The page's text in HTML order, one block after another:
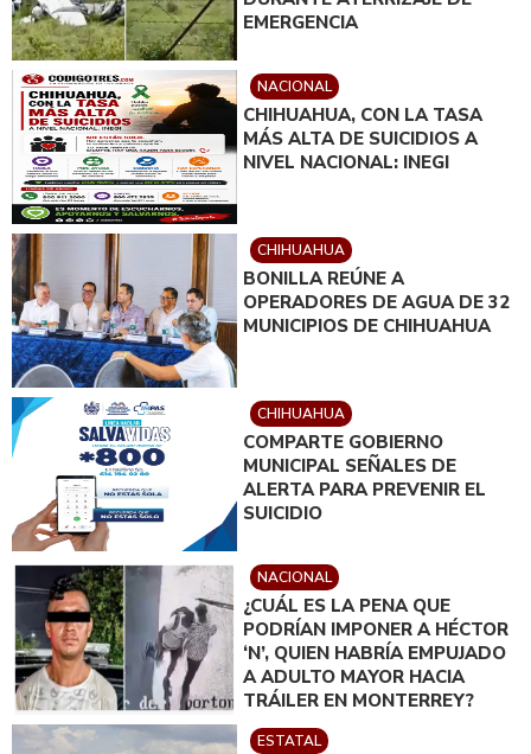
EMERGENCIA
NACIONAL
CHIHUAHUA, CON LA TASA
MÁS ALTA DE SUICIDIOS A
NIVEL NACIONAL: INEGI
CHIHUAHUA
BONILLA REÚNE A
OPERADORES DE AGUA DE 32
MUNICIPIOS DE CHIHUAHUA
CHIHUAHUA
COMPARTE GOBIERNO
MUNICIPAL SEÑALES DE
ALERTA PARA PREVENIR EL
SUICIDIO
NACIONAL
¿CUÁL ES LA PENA QUE
PODRÍAN IMPONER A HÉCTOR
‘N’, QUIEN HABRÍA EMPUJADO
A ADULTO MAYOR HACIA
TRÁILER EN MONTERREY?
ESTATAL